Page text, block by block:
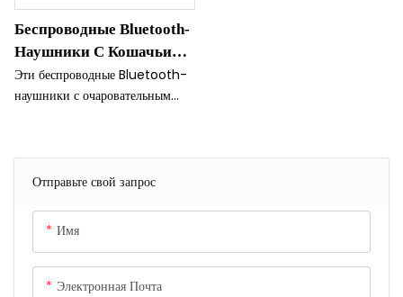
Отправьте свой запрос
Имя
Электронная Почта
Беспроводные Bluetooth-
Наушники С Кошачьими
Ушками И Подсветкой
Эти беспроводные Bluetooth-
наушники с очаровательным
их одновременно милыми и
функциональными.
забавными наушниками.